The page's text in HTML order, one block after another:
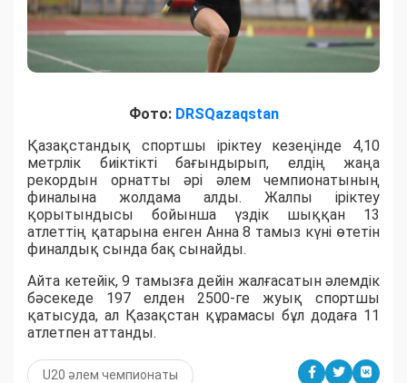
Фото: DRSQazaqstan
Қазақстандық спортшы іріктеу кезеңінде 4,10
метрлік биіктікті бағындырып, елдің жаңа
рекордын орнатты әрі әлем чемпионатының
финалына жолдама алды. Жалпы іріктеу
қорытындысы бойынша үздік шыққан 13
атлеттің қатарына енген Анна 8 тамыз күні өтетін
финалдық сында бақ сынайды.
Айта кетейік, 9 тамызға дейін жалғасатын әлемдік
бәсекеде 197 елден 2500-ге жуық спортшы
қатысуда, ал Қазақстан құрамасы бұл додаға 11
атлетпен аттанды.
U20 әлем чемпионаты